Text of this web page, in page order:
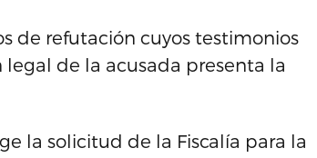
de refutación cuyos testimonios
de la acusada presenta la
la solicitud de la Fiscalía para la